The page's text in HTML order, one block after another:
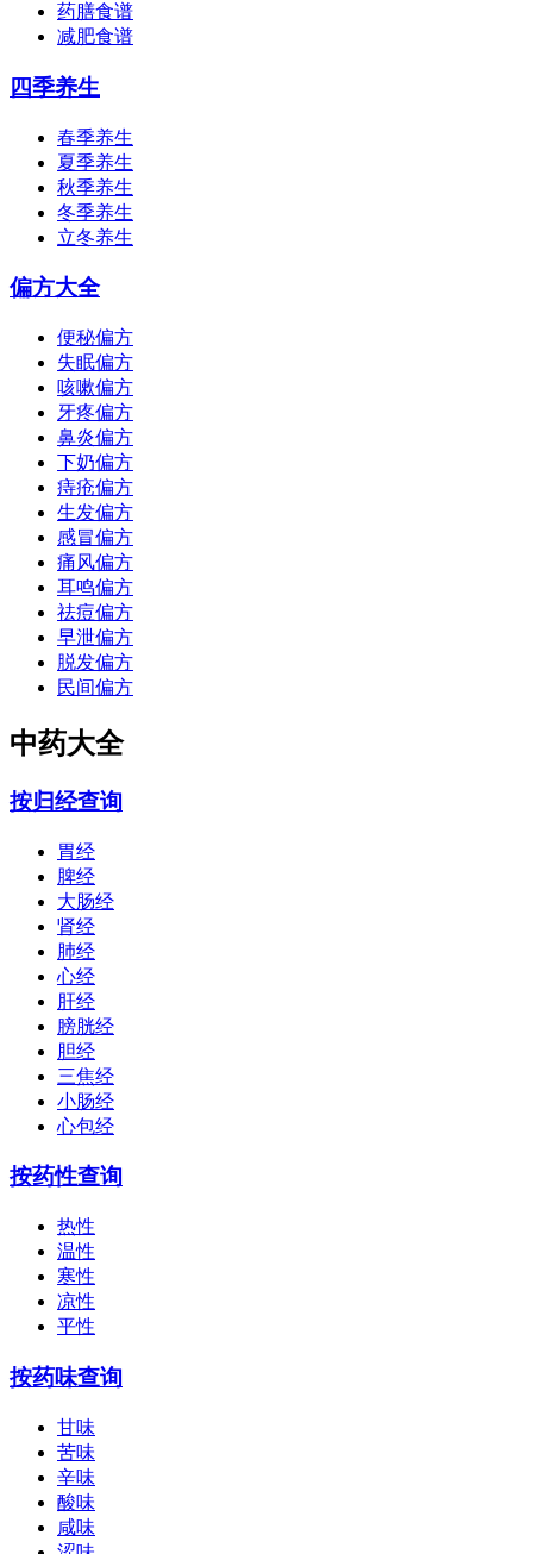
药膳食谱
减肥食谱
四季养生
春季养生
夏季养生
秋季养生
冬季养生
立冬养生
偏方大全
便秘偏方
失眠偏方
咳嗽偏方
牙疼偏方
鼻炎偏方
下奶偏方
痔疮偏方
生发偏方
感冒偏方
痛风偏方
耳鸣偏方
祛痘偏方
早泄偏方
脱发偏方
民间偏方
中药大全
按归经查询
胃经
脾经
大肠经
肾经
肺经
心经
肝经
膀胱经
胆经
三焦经
小肠经
心包经
按药性查询
热性
温性
寒性
凉性
平性
按药味查询
甘味
苦味
辛味
酸味
咸味